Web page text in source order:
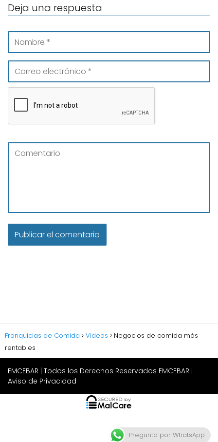
Deja una respuesta
Franquicias de Comida Videos
Negocios de comida más
rentables
EMCEBAR | Todos los Derechos Reservados EMCEBAR |
Aviso de Privacidad
Pregunta por WhatsApp